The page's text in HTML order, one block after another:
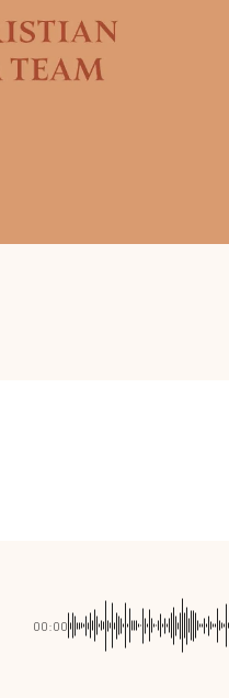
00:00